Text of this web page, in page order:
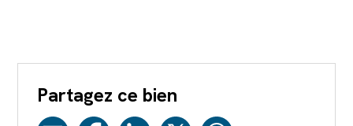
Partagez ce bien